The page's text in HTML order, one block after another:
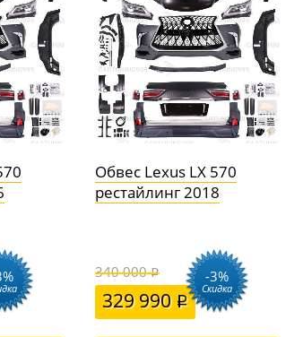
Обвес Lexus LX 570
рестайлинг 2018
340 000
329 990
-3%
Скидка